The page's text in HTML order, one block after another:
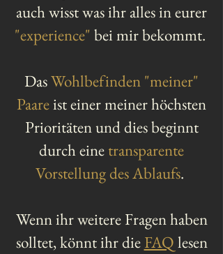
auch wisst was ihr alles in eurer
"experience" bei mir bekommt.
DasWohlbefinden "meiner"
Paareist einer meiner höchsten
Prioritäten und dies beginnt
durch eine transparente
Vorstellung des Ablaufs.
Wenn ihr weitere Fragen haben
solltet, könnt ihr die FAQ lesen